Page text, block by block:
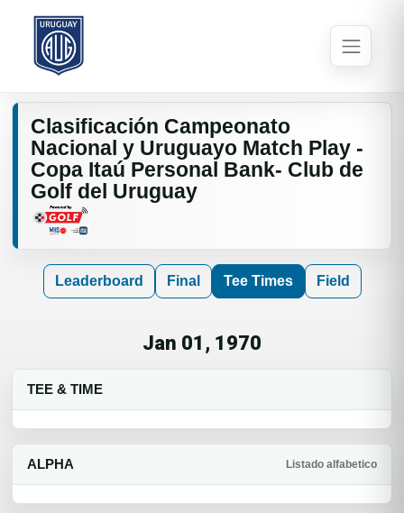
Clasificación Campeonato
Nacional y Uruguayo Match Play -
Copa Itaú Personal Bank- Club de
Golf del Uruguay
Leaderboard Final Tee Times Field
Jan 01, 1970
TEE & TIME
ALPHA Listado alfabetico